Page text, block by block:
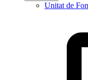
Unitat de